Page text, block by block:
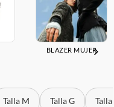
BLAZER MUJER
Talla M Talla G Talla